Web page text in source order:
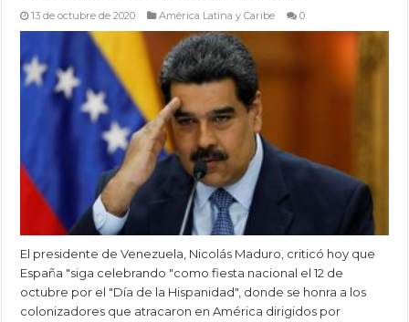
13 de octubre de 2020 América Latina y Caribe 0
El presidente de Venezuela, Nicolás Maduro, criticó hoy que
España "siga celebrando "como fiesta nacional el 12 de
octubre por el "Día de la Hispanidad", donde se honra a los
colonizadores que atracaron en América dirigidos por